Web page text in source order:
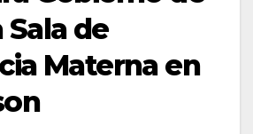
Sala de
Materna en